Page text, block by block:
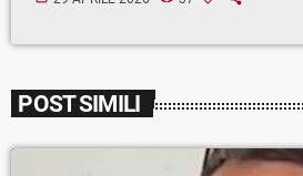
POST SIMILI